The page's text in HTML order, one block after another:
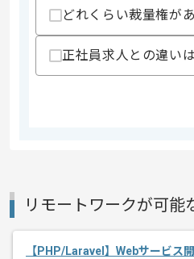
精算・お支払い
精算条件
作業開
どれくらい裁量権が
正社員求人との違い
リモートワークが可能
【PHP/Laravel】Webサービス